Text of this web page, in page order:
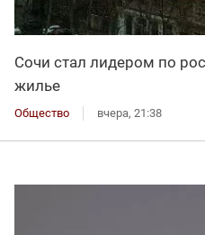
Сочи стал лидером по
жилье
Общество вчера, 21:38